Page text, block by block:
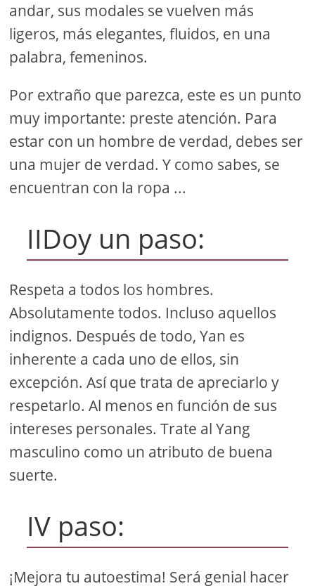
andar, sus modales se vuelven más
ligeros, más elegantes, fluidos, en una
palabra, femeninos.
Por extraño que parezca, este es un punto
muy importante: preste atención. Para
estar con un hombre de verdad, debes ser
una mujer de verdad. Y como sabes, se
encuentran con la ropa ...
IIDoy un paso:
Respeta a todos los hombres.
Absolutamente todos. Incluso aquellos
indignos. Después de todo, Yan es
inherente a cada uno de ellos, sin
excepción. Así que trata de apreciarlo y
respetarlo. Al menos en función de sus
intereses personales. Trate al Yang
masculino como un atributo de buena
suerte.
IV paso:
¡Mejora tu autoestima! Será genial hacer